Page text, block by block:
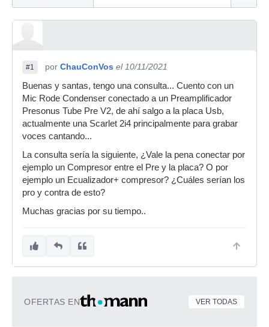
#1 por ChauConVos el 10/11/2021
Buenas y santas, tengo una consulta... Cuento con un
Mic Rode Condenser conectado a un Preamplificador
Presonus Tube Pre V2, de ahí salgo a la placa Usb,
actualmente una Scarlet 2i4 principalmente para grabar
voces cantando...
La consulta sería la siguiente, ¿Vale la pena conectar por
ejemplo un Compresor entre el Pre y la placa? O por
ejemplo un Ecualizador+ compresor? ¿Cuáles serían los
pro y contra de esto?
Muchas gracias por su tiempo..
OFERTAS EN VER TODAS